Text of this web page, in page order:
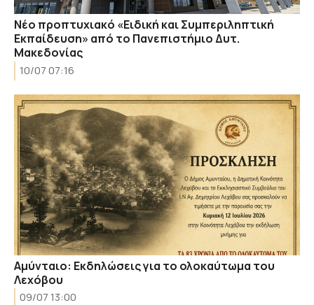
Νέο προπτυχιακό «Ειδική και Συμπεριληπτική
Εκπαίδευση» από το Πανεπιστήμιο Δυτ.
Μακεδονίας
10/07 07:16
Αμύνταιο: Εκδηλώσεις για το ολοκαύτωμα του
Λεχόβου
09/07 13:00